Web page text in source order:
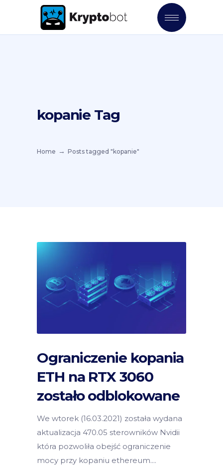
kopanie Tag
Home Posts tagged "kopanie"
Ograniczenie kopania
ETH na RTX 3060
zostało odblokowane
We wtorek (16.03.2021) została wydana
aktualizacja 470.05 sterowników Nvidii
która pozwoliła obejść ograniczenie
mocy przy kopaniu ethereum.